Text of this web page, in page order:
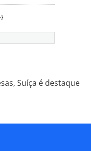
Suíça é destaque